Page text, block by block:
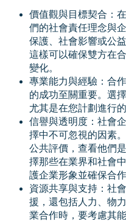
價值觀與目標契合：
們的社會責任理念與
保護、社會影響或公
這樣可以確保雙方在
變化。
專業能力與經驗：合
的成功至關重要。選
尤其是在您計劃進行
信譽與透明度：社會
擇中不可忽視的因素
公共評價，查看他們
擇那些在業界和社會
護企業形象並確保合
資源共享與支持：社
援，還包括人力、物
業合作時，要考慮其